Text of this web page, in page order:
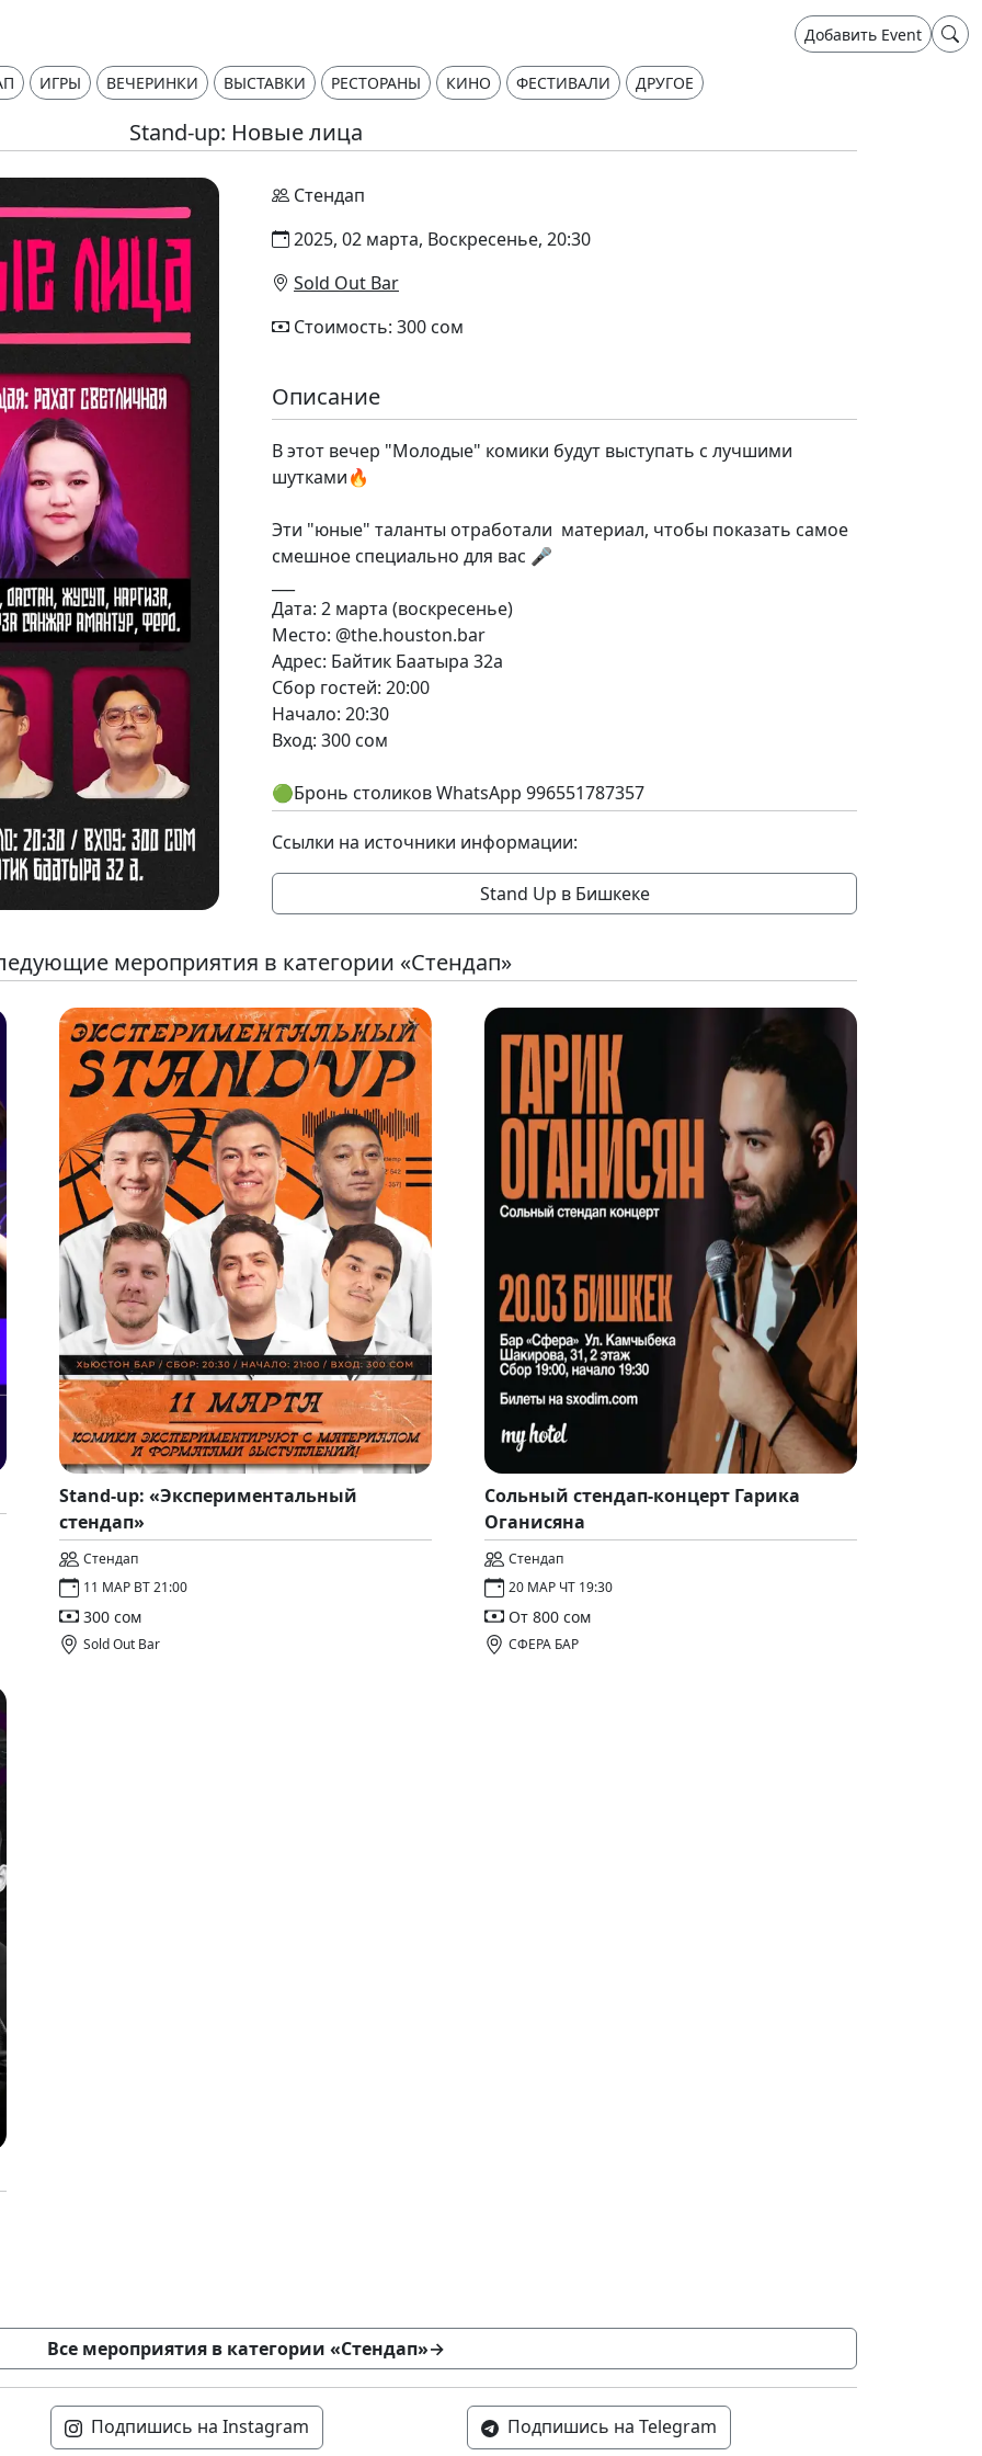
Добавить Event
ИГРЫ ВЕЧЕРИНКИ ВЫСТАВКИ РЕСТОРАНЫ КИНО ФЕСТИВАЛИ ДРУГОЕ
Stand-up: Новые лица
Стендап
2025, 02 марта, Воскресенье, 20:30
Sold Out Bar
Стоимость: 300 сом
Описание
В этот вечер "Молодые" комики будут выступать с лучшими
шутками🔥
Эти "юные" таланты отработали материал, чтобы показать самое
смешное специально для вас 🎤
Дата: 2 марта (воскресенье)
Место: @the.houston.bar
Адрес: Байтик Баатыра 32а
Сбор гостей: 20:00
Начало: 20:30
Вход: 300 сом
🟢Бронь столиков WhatsApp 996551787357
Ссылки на источники информации:
Stand Up в Бишкеке
мероприятия в категории «Стендап»
Stand-up: «Экспериментальный
стендап»
Стендап
11 МАР ВТ 21:00
300 сом
Sold Out Bar
Сольный стендап-концерт Гарика
Оганисяна
Стендап
20 МАР ЧТ 19:30
От 800 сом
СФЕРА БАР
Все мероприятия в категории «Стендап»→
Подпишись на Instagram Подпишись на Telegram